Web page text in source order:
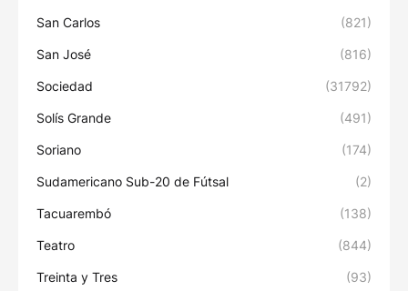
San Carlos (821)
San José (816)
Sociedad (31792)
Solís Grande (491)
Soriano (174)
Sudamericano Sub-20 de Fútsal (2)
Tacuarembó (138)
Teatro (844)
Treinta y Tres (93)